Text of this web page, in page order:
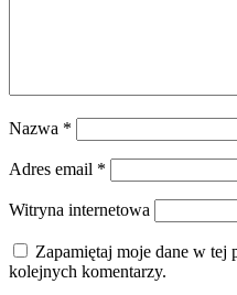
Nazwa *
Adres email *
Witryna internetowa
Zapamiętaj moje dane w tej
kolejnych komentarzy.